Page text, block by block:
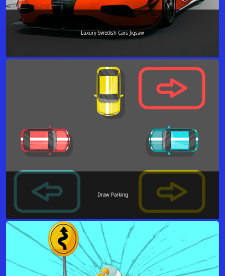
Luxury Swedish Cars Jigsaw
Draw Parking